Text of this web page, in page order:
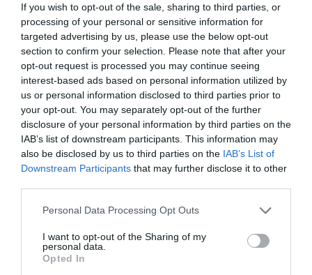
If you wish to opt-out of the sale, sharing to third parties, or
processing of your personal or sensitive information for
targeted advertising by us, please use the below opt-out
section to confirm your selection. Please note that after your
opt-out request is processed you may continue seeing
interest-based ads based on personal information utilized by
us or personal information disclosed to third parties prior to
your opt-out. You may separately opt-out of the further
disclosure of your personal information by third parties on the
IAB’s list of downstream participants. This information may
also be disclosed by us to third parties on the IAB’s List of
Downstream Participants that may further disclose it to other
Please note that this website/app uses one or more Google
not limited to your visit or usage behaviour. You may click to
grant or deny consent to Google and its third-party tags to
use your data for below specified purposes in below Google
Personal Data Processing Opt Outs
I want to opt-out of the Sharing of my
personal data.
Opted In
01.10.2023 | 13:27
Δυστύχημα με αρματοφορέα του ΕΣ:
Παρέσυρε και τραυμάτισε θανάσιμα
70χρονη γυναίκα στον Ωρωπό
Η άτυχη γυναίκα επιχείρησε να διασχίσει κάθετα το
δρόμο